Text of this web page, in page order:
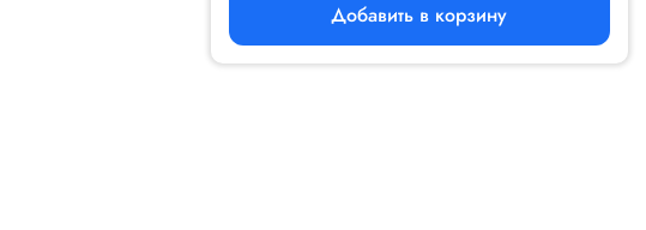
Добавить в корзину